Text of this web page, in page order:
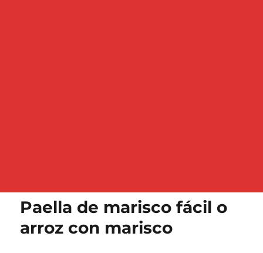
Paella de marisco fácil o
arroz con marisco